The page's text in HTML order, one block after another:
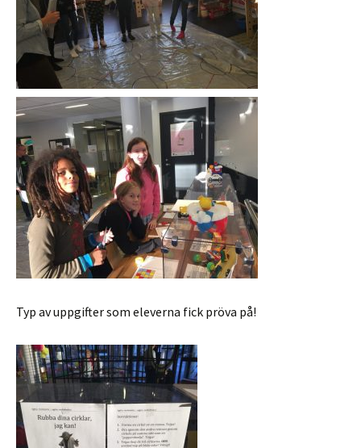
Typ av uppgifter som eleverna fick pröva på!